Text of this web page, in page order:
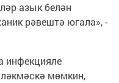
азык белән
рәвештә югала», -
инфекцияле
мөмкин,